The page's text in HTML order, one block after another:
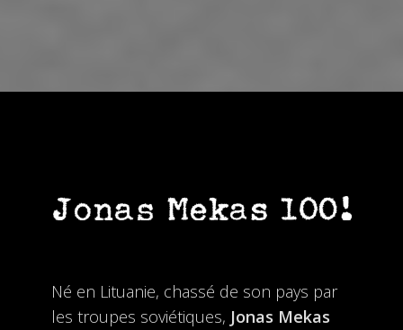
Né en Lituanie, chassé de son pays par
les troupes soviétiques, Jonas Mekas